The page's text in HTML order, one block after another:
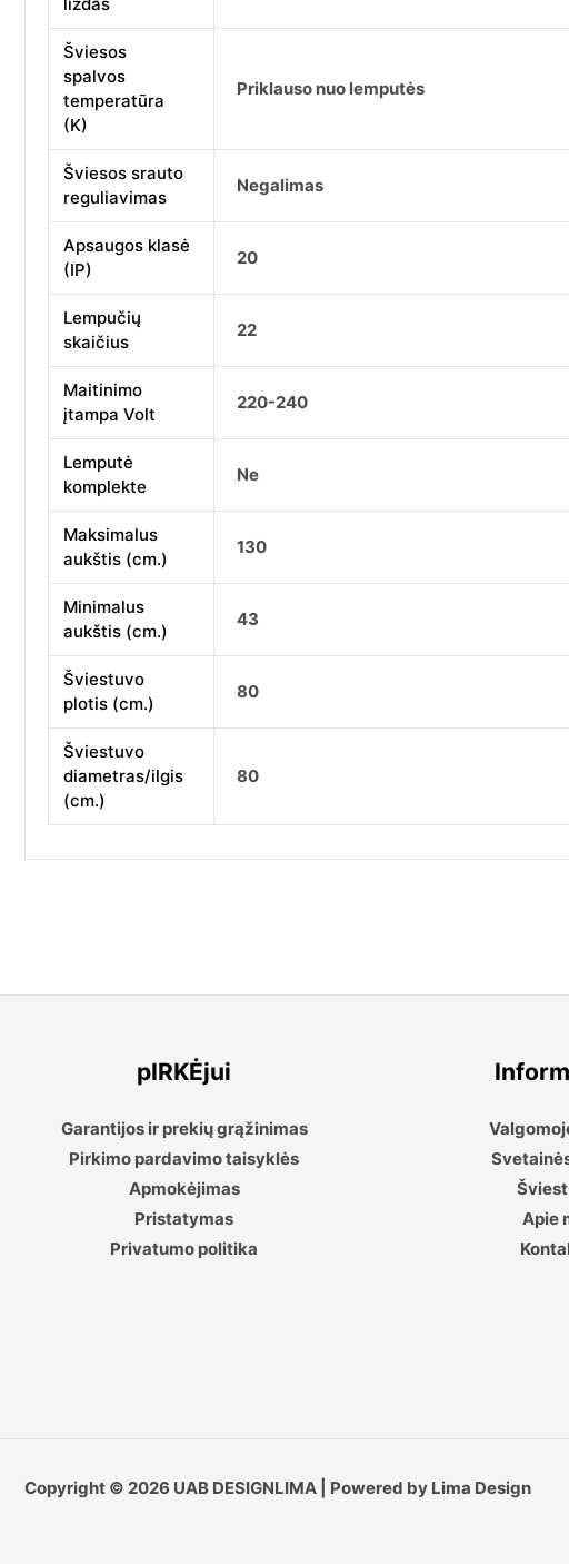
Šviesos
spalvos
temperatūra
(K)
Priklauso nuo lemputės
Šviesos srauto
reguliavimas
Negalimas
Apsaugos klasė
(IP)
20
Lempučių
skaičius
22
Maitinimo
įtampa Volt
220-240
Lemputė
komplekte
Ne
Maksimalus
aukštis (cm.)
130
Minimalus
aukštis (cm.)
43
Šviestuvo
plotis (cm.)
80
Šviestuvo
diametras/ilgis
(cm.)
80
pIRKĖjui
Garantijos ir prekių grąžinimas
Pirkimo pardavimo taisyklės
Apmokėjimas
Pristatymas
Privatumo politika
Apie
Copyright © 2026 UAB DESIGNLIMA | Powered by Lima Design